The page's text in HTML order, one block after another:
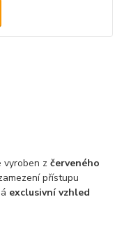
vyroben zčerveného
přístupu
exclusivní vzhled